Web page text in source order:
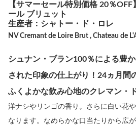
【サマーセール特別価格 20％
ール ブリュット
生産者：シャトー・ド・ロレ
NV Cremant de Loire Brut , Chateau de
シュナン・ブラン100％による豊
された印象の仕上がり！24ヵ月間
ふくよかな飲み心地のクレマン・
洋ナシやリンゴの香り。さらに白い花
なります。なめらかな口当たりから広